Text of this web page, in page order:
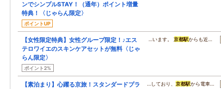
ンでシンプルSTAY！（通年）ポイント増量
特典！〈じゃらん限定〉
ポイントUP
【女性限定特典】女性グループ限定！♪エス
テロワイエのスキンケアセットが無料〈じゃ
らん限定〉
ポイント2%
…います。京都駅からも近…
【素泊まり】心躍る京旅！スタンダードプラ
…しており、 京都駅から電車…